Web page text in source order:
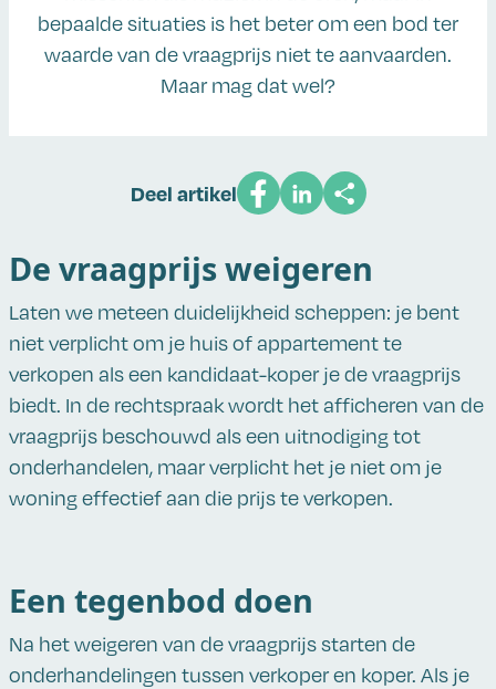
bepaalde situaties is het beter om een bod ter
waarde van de vraagprijs niet te aanvaarden.
Maar mag dat wel?
Deel artikel
De vraagprijs weigeren
Laten we meteen duidelijkheid scheppen: je bent
niet verplicht om je huis of appartement te
verkopen als een kandidaat-koper je de vraagprijs
biedt. In de rechtspraak wordt het afficheren van de
vraagprijs beschouwd als een uitnodiging tot
onderhandelen, maar verplicht het je niet om je
woning effectief aan die prijs te verkopen.
Een tegenbod doen
Na het weigeren van de vraagprijs starten de
onderhandelingen tussen verkoper en koper. Als je